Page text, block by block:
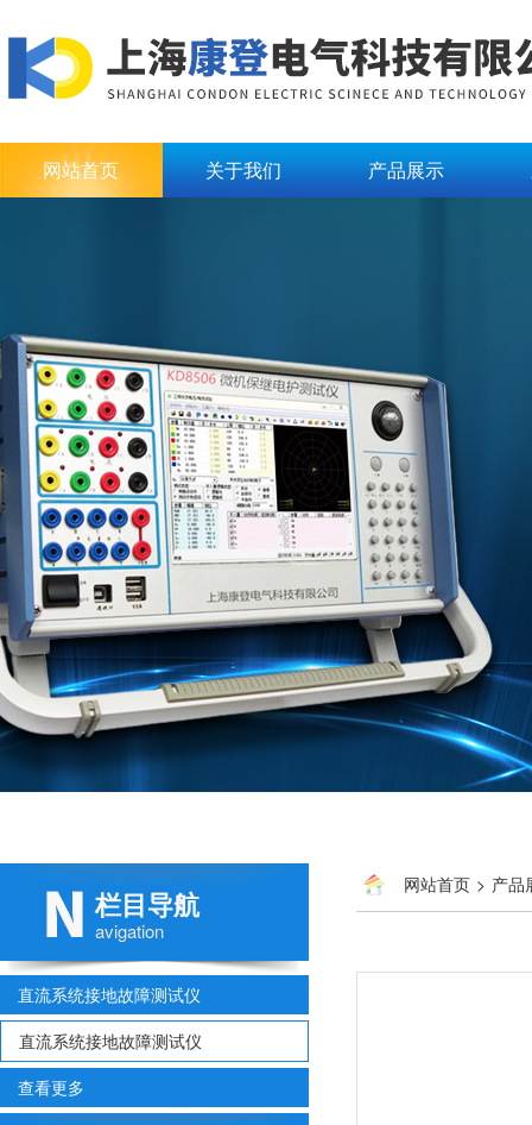
网站首页 关于我们 产品展示
栏目导航
avigation
直流系统接地故障测试仪
直流系统接地故障测试仪
查看更多
网站首页 > 产品